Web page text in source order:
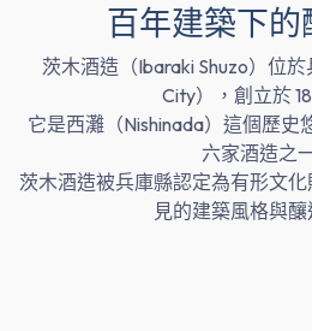
百年建築下的
茨木酒造（Ibaraki Shuzo）位
City），創立於
它是西灘（Nishinada）這個歷史
六家酒造之
茨木酒造被兵庫縣認定為有形文
見的建築風格與釀